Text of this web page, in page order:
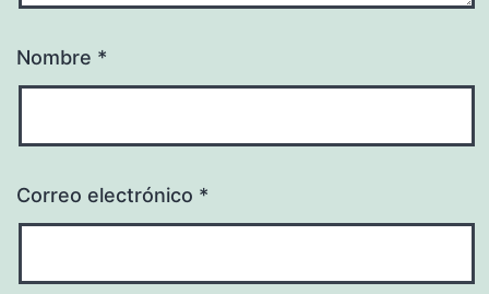
Nombre *
Correo electrónico *